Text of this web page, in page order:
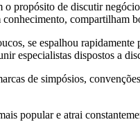
propósito de discutir
se espalhou
especialistas dispostos a
de simpósios,
popular e atrai